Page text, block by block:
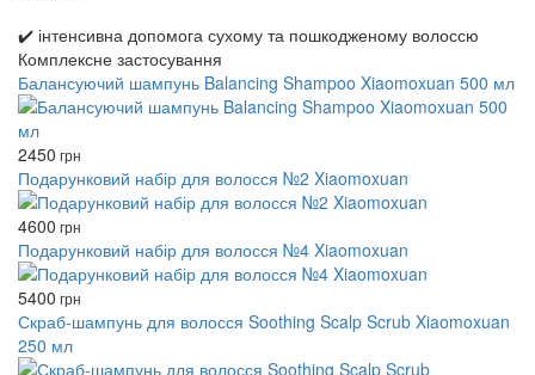
✔️ інтенсивна допомога сухому та пошкодженому волоссю
Комплексне застосування
Балансуючий шампунь Balancing Shampoo Xiaomoxuan 500 мл
2450 грн
Подарунковий набір для волосся №2 Xiaomoxuan
4600 грн
Подарунковий набір для волосся №4 Xiaomoxuan
5400 грн
Скраб-шампунь для волосся Soothing Scalp Scrub Xiaomoxuan
250 мл